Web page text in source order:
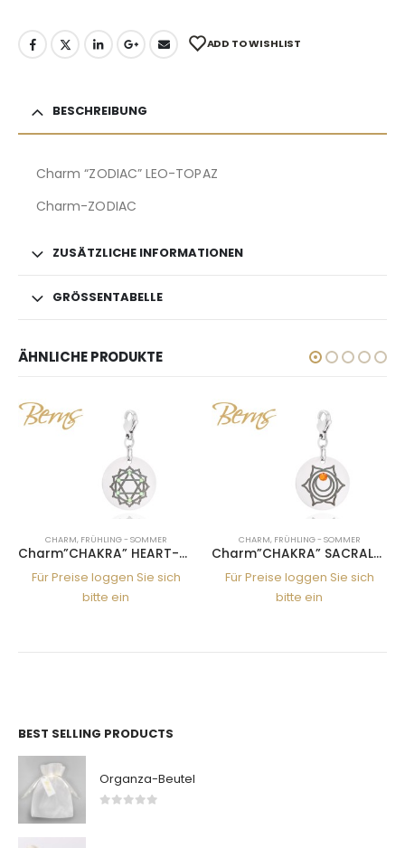
ADD TO WISHLIST
BESCHREIBUNG
Charm “ZODIAC” LEO-TOPAZ
Charm-ZODIAC
ZUSÄTZLICHE INFORMATIONEN
GRÖSSENTABELLE
ÄHNLICHE PRODUKTE
CHARM, FRÜHLING - SOMMER
Charm”CHAKRA” HEART-PERI
Für Preise loggen Sie sich
bitte ein
CHARM, FRÜHLING - SOMMER
Charm”CHAKRA” SACRAL-SUNF
Für Preise loggen Sie sich
bitte ein
BEST SELLING PRODUCTS
Organza-Beutel